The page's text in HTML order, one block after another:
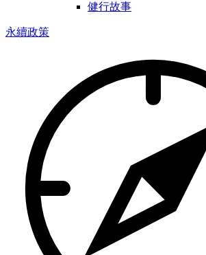
健行故事
永續政策